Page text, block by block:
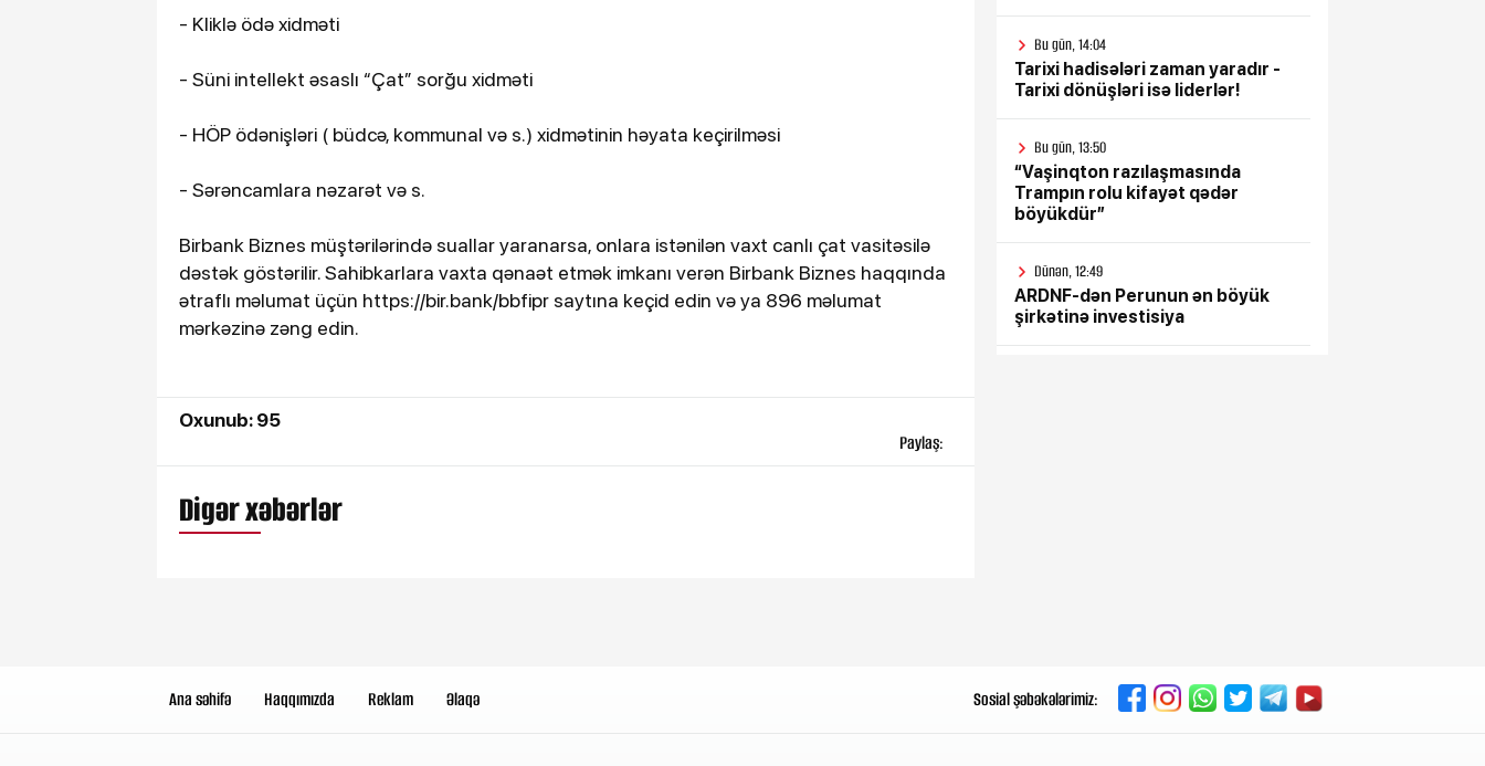
- Kliklə ödə xidməti
- Süni intellekt əsaslı “Çat” sorğu xidməti
- HÖP ödənişləri ( büdcə, kommunal və s.) xidmətinin həyata keçirilməsi
- Sərəncamlara nəzarət və s.
Birbank Biznes müştərilərində suallar yaranarsa, onlara istənilən vaxt canlı çat vasitəsilə
dəstək göstərilir. Sahibkarlara vaxta qənaət etmək imkanı verən Birbank Biznes haqqında
ətraflı məlumat üçün https://bir.bank/bbfipr saytına keçid edin və ya 896 məlumat
mərkəzinə zəng edin.
Oxunub: 95
Paylaş:
Digər xəbərlər
Bu gün, 14:04
Tarixi hadisələri zaman yaradır -
Tarixi dönüşləri isə liderlər!
Bu gün, 13:50
“Vaşinqton razılaşmasında
Trampın rolu kifayət qədər
böyükdür”
Dünən, 12:49
ARDNF-dən Perunun ən böyük
şirkətinə investisiya
Dünən, 11:24
Ana səhifə Haqqımızda Reklam Əlaqə Sosial şəbəkələrimiz: